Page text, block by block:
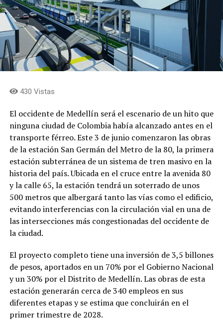
430 Vistas
El occidente de Medellín será el escenario de un hito que
ninguna ciudad de Colombia había alcanzado antes en el
transporte férreo. Este 3 de junio comenzaron las obras
de la estación San Germán del Metro de la 80, la primera
estación subterránea de un sistema de tren masivo en la
historia del país. Ubicada en el cruce entre la avenida 80
y la calle 65, la estación tendrá un soterrado de unos
500 metros que albergará tanto las vías como el edificio,
evitando interferencias con la circulación vial en una de
las intersecciones más congestionadas del occidente de
la ciudad.
El proyecto completo tiene una inversión de 3,5 billones
de pesos, aportados en un 70% por el Gobierno Nacional
y un 30% por el Distrito de Medellín. Las obras de esta
estación generarán cerca de 340 empleos en sus
diferentes etapas y se estima que concluirán en el
primer trimestre de 2028.